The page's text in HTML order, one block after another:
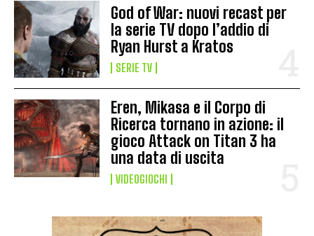
God of War: nuovi recast per
la serie TV dopo l’addio di
Ryan Hurst a Kratos
SERIE TV
Eren, Mikasa e il Corpo di
Ricerca tornano in azione: il
gioco Attack on Titan 3 ha
una data di uscita
VIDEOGIOCHI